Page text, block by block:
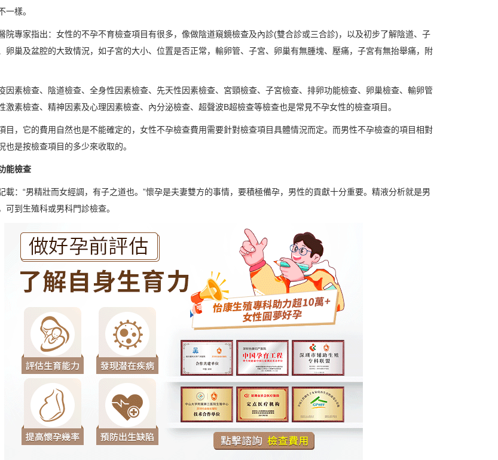
一樣。
專家指出：女性的不孕不育檢查項目有很多，像做陰道窺鏡檢查及內診(雙合診或三合診)，以及初步了解陰道、子
卵巢及盆腔的大致情況，如子宮的大小、位置是否正常，輸卵管、子宮、卵巢有無腫塊、壓痛，子宮有無抬舉痛，附
素檢查、陰道檢查、全身性因素檢查、先天性因素檢查、宮頸檢查、子宮檢查、排卵功能檢查、卵巢檢查、輸卵管
激素檢查、精神因素及心理因素檢查、內分泌檢查、超聲波B超檢查等檢查也是常見不孕女性的檢查項目。
，它的費用自然也是不能確定的，女性不孕檢查費用需要針對檢查項目具體情況而定。而男性不孕檢查的項目相對
也是按檢查項目的多少來收取的。
能檢查
：“男精壯而女經調，有子之道也。”懷孕是夫妻雙方的事情，要積極備孕，男性的貢獻十分重要。精液分析就是男
可到生殖科或男科門診檢查。